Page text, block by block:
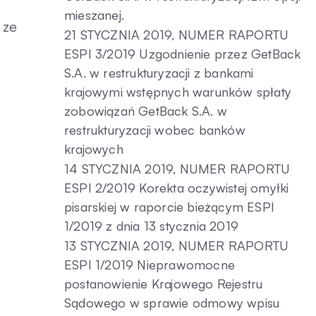
mieszanej.
21 STYCZNIA 2019, NUMER RAPORTU
ESPI 3/2019 Uzgodnienie przez GetBack
S.A. w restrukturyzacji z bankami
krajowymi wstępnych warunków spłaty
zobowiązań GetBack S.A. w
restrukturyzacji wobec banków
krajowych
14 STYCZNIA 2019, NUMER RAPORTU
ESPI 2/2019 Korekta oczywistej omyłki
pisarskiej w raporcie bieżącym ESPI
1/2019 z dnia 13 stycznia 2019
13 STYCZNIA 2019, NUMER RAPORTU
ESPI 1/2019 Nieprawomocne
postanowienie Krajowego Rejestru
Sądowego w sprawie odmowy wpisu